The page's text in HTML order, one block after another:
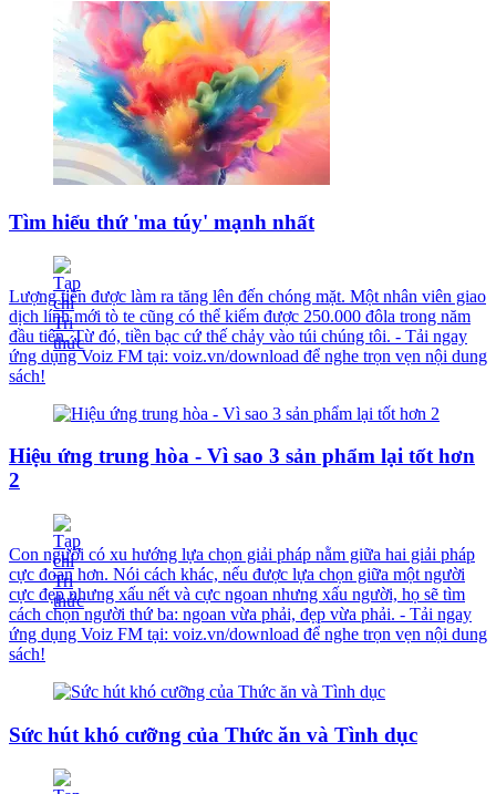
Tìm hiểu thứ 'ma túy' mạnh nhất
Lượng tiền được làm ra tăng lên đến chóng mặt. Một nhân viên giao
dịch lính mới tò te cũng có thể kiếm được 250.000 đôla trong năm
đầu tiên. Từ đó, tiền bạc cứ thế chảy vào túi chúng tôi. - Tải ngay
ứng dụng Voiz FM tại: voiz.vn/download để nghe trọn vẹn nội dung
sách!
Hiệu ứng trung hòa - Vì sao 3 sản phẩm lại tốt hơn
2
Con người có xu hướng lựa chọn giải pháp nằm giữa hai giải pháp
cực đoan hơn. Nói cách khác, nếu được lựa chọn giữa một người
cực đẹp nhưng xấu nết và cực ngoan nhưng xấu người, họ sẽ tìm
cách chọn người thứ ba: ngoan vừa phải, đẹp vừa phải. - Tải ngay
ứng dụng Voiz FM tại: voiz.vn/download để nghe trọn vẹn nội dung
sách!
Sức hút khó cưỡng của Thức ăn và Tình dục